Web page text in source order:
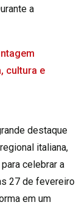
a
cultura e
destaque
italiana,
celebrar a
27 de fevereiro
em um